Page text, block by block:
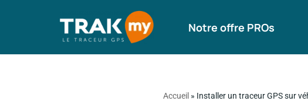
Notre offre PROs
Accueil » Installer un traceur GPS sur